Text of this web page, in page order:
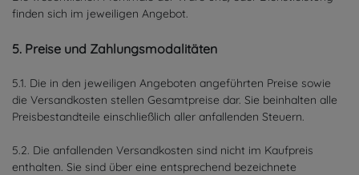
finden sich im jeweiligen Angebot.
5. Preise und Zahlungsmodalitäten
5.1. Die in den jeweiligen Angeboten angeführten Preise sowie
die Versandkosten stellen Gesamtpreise dar. Sie beinhalten alle
Preisbestandteile einschließlich aller anfallenden Steuern.
5.2. Die anfallenden Versandkosten sind nicht im Kaufpreis
enthalten. Sie sind über eine entsprechend bezeichnete